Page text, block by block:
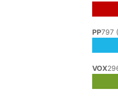
PP797
VOX